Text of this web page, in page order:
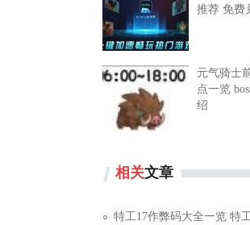
推荐 免费
元气骑士
点一览
绍
相关文章